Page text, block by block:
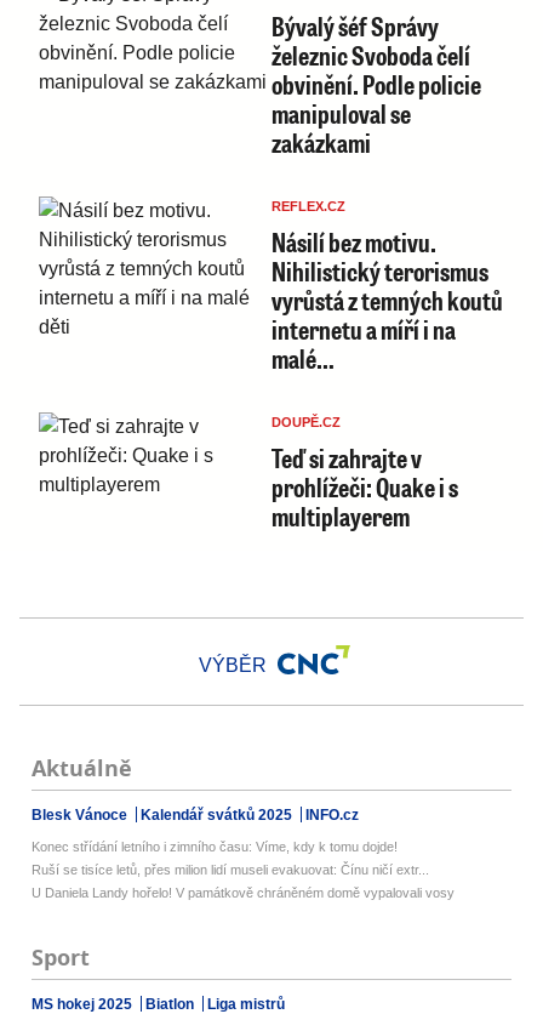
Bývalý šéf Správy
železnic Svoboda čelí
obvinění. Podle policie
manipuloval se
zakázkami
REFLEX.CZ
Násilí bez motivu.
Nihilistický terorismus
vyrůstá z temných koutů
internetu a míří i na
malé…
DOUPĚ.CZ
Teď si zahrajte v
prohlížeči: Quake i s
multiplayerem
VÝBĚR
Aktuálně
Blesk Vánoce Kalendář svátků 2025 INFO.cz
Konec střídání letního i zimního času: Víme, kdy k tomu dojde!
Ruší se tisíce letů, přes milion lidí museli evakuovat: Čínu ničí extr...
U Daniela Landy hořelo! V památkově chráněném domě vypalovali vosy
Sport
MS hokej 2025 Biatlon Liga mistrů